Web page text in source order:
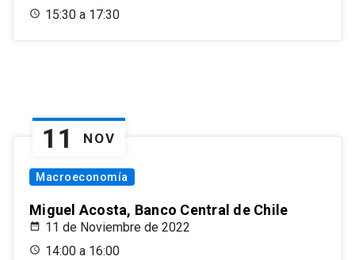
15:30 a 17:30
11 NOV
Macroeconomía
Miguel Acosta, Banco Central de Chile
11 de Noviembre de 2022
14:00 a 16:00